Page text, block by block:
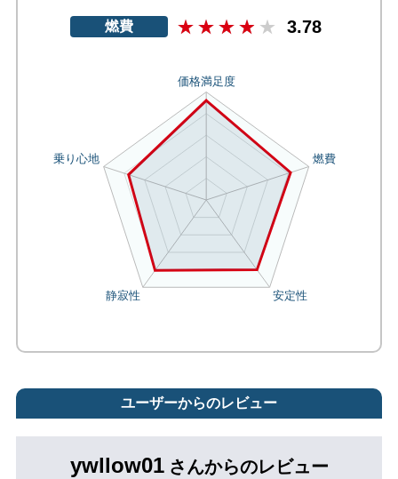
燃費 3.78
ユーザーからのレビュー
ywllow01 さんからのレビュー